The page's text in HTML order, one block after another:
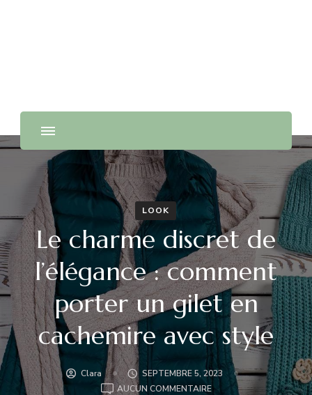
LOOK
Le charme discret de
l’élégance : comment
porter un gilet en
cachemire avec style
Clara
SEPTEMBRE 5, 2023
AUCUN COMMENTAIRE